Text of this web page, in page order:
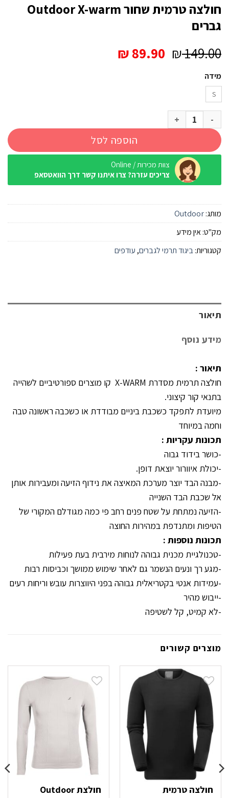
חולצה טרמית שחור Outdoor X-warm
גברים
₪149.00 המחיר₪89.90
מידה
S
כמות של חולצה טרמית שחור Outdoor X-warm גברים
הוספה לסל
צוות מכירות / Online
צריכים עזרה? צרו איתנו קשר דרך הוואטסאפ
מותג:Outdoor
מק"ט:אין מידע
קטגוריות:ביגוד תרמי לגברים, עודפים
תיאור
מידע נוסף
תיאור :
חולצה תרמית מסדרת X-WARM קו מוצרים ספורטיביים לשהייה
בתנאי קור קיצוני.
מיועדת לתפקד כשכבת ביניים מבודדת או כשכבה ראשונה טבה
וחמה במיוחד
תכונות עקריות :
-כושר בידוד גבוה
-יכולת איוורור יוצאת דופן.
-מבנה הבד יוצר מערכת המאיצה את נידוף הזיעה ומעבירות אותן
אל שכבת הבד השנייה
-הזיעה נמתחת על שטח פנים רחב פי כמה מגודלם המקורי של
הטיפות ומתנדפת במהירות החוצה
תכונות נוספות :
-טכנולגיית מכנית גבוהה לנוחות מירבית בעת פעילות
-מגע רך ונעים הנשמר גם לאחר שימוש ממושך וכביסות רבות
-עמידות אנטי בקטריאלית גבוהה בפני היווצרות עובש וריחות רעים
-ייבוש מהיר
-לא קמיט, קל לשטיפה
מוצרים קשורים
חולצה טרמית
חולצת Outdoor